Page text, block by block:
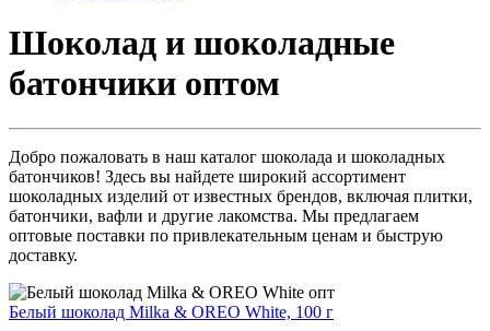
Шоколад и шоколадные
батончики оптом
Добро пожаловать в наш каталог шоколада и шоколадных
батончиков! Здесь вы найдете широкий ассортимент
шоколадных изделий от известных брендов, включая плитки,
батончики, вафли и другие лакомства. Мы предлагаем
оптовые поставки по привлекательным ценам и быструю
доставку.
Белый шоколад Milka & OREO White, 100 г